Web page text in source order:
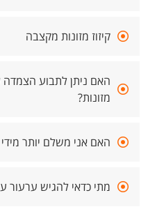
קיזוז מזונות מקצבה
האם ניתן לתבוע
מזונות?
האם אני משלם יותר מידי
מתי כדאי להגיש ערעור